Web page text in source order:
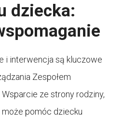
dziecka:
i interwencja są kluczowe
Zespołem
ze strony rodziny,
pomóc dziecku